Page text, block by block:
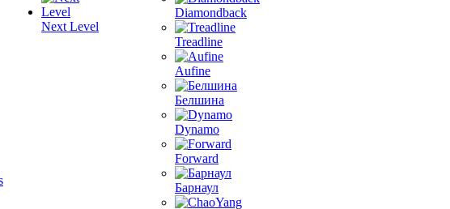
Next Level
Diamondback
Treadline
Aufine
Белшина
Dynamo
Forward
Барнаул